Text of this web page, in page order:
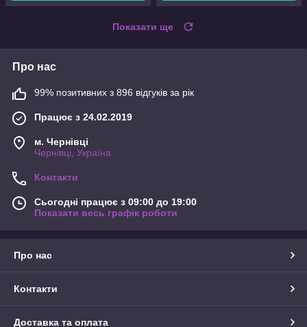
Показати ще
Про нас
99% позитивних з 896 відгуків за рік
Працює з 24.02.2019
м. Чернівці
Чернівці, Україна
Контакти
Сьогодні працює з 09:00 до 19:00
Показати весь графік роботи
Про нас
Контакти
Доставка та оплата